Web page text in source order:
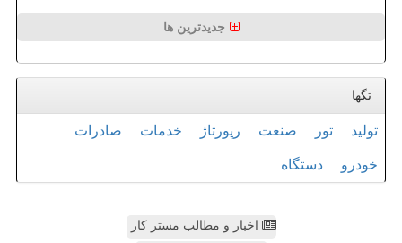
جدیدترین ها
تگها
تولید تور صنعت رپورتاژ خدمات صادرات
خودرو دستگاه
اخبار و مطالب مستر کار